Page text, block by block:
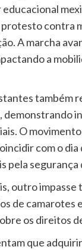
contra
A marcha
a
também
demonstrando
O
com o
pela segurança
outro
de camarotes
os direitos
que